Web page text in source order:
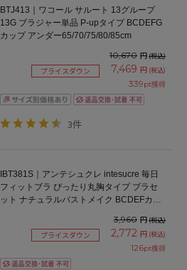
BTJ413｜ワコール サルート 13グループ
13G ブラジャー単品 P-upタイプ BCDEFG
カップ アンダー65/70/75/80/85cm
10,670 円(税込)
プライスダウン 7,469 円 (税込)
339pt獲得
3件
IBT381S｜アンテシュクレ intesucre 毎日
フィットブラ ぴったり丸胸タイプ ブラセ
ット ナチュラルバストメイク BCDEFカッ
3,960 円(税込)
プライスダウン 2,772 円 (税込)
126pt獲得